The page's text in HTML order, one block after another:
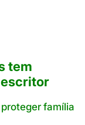
tem
família